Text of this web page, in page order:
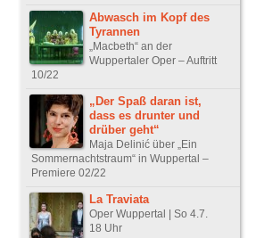
Abwasch im Kopf des
Tyrannen
„Macbeth“ an der
Wuppertaler Oper – Auftritt
10/22
„Der Spaß daran ist,
dass es drunter und
drüber geht“
Maja Delinić über „Ein
Sommernachtstraum“ in Wuppertal –
Premiere 02/22
La Traviata
Oper Wuppertal | So 4.7.
18 Uhr